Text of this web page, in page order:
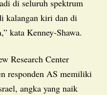
kalangan kiri dan di
kata Kenney-Shawa.
responden AS memiliki
angka yang naik